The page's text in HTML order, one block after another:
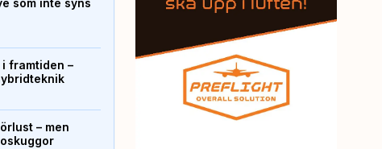
som inte syns
framtiden –
– men